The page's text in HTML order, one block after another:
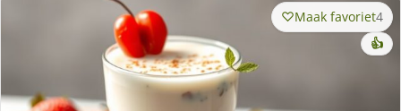
Maak favoriet4
👍